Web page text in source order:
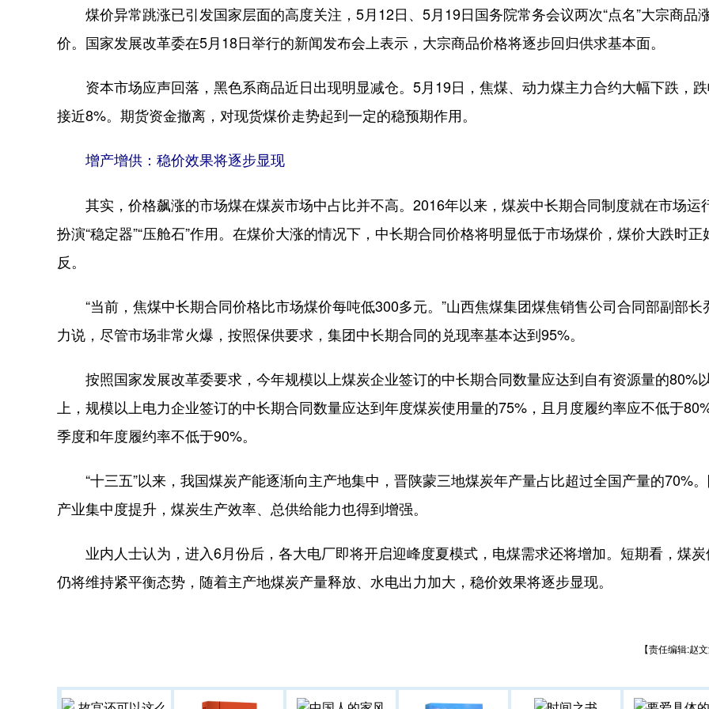
煤价异常跳涨已引发国家层面的高度关注，5月12日、5月19日国务院常务会议两次“点名”大宗商品
价。国家发展改革委在5月18日举行的新闻发布会上表示，大宗商品价格将逐步回归供求基本面。
资本市场应声回落，黑色系商品近日出现明显减仓。5月19日，焦煤、动力煤主力合约大幅下跌，
接近8%。期货资金撤离，对现货煤价走势起到一定的稳预期作用。
增产增供：稳价效果将逐步显现
其实，价格飙涨的市场煤在煤炭市场中占比并不高。2016年以来，煤炭中长期合同制度就在市场运
扮演“稳定器”“压舱石”作用。在煤价大涨的情况下，中长期合同价格将明显低于市场煤价，煤价大跌时正
反。
“当前，焦煤中长期合同价格比市场煤价每吨低300多元。”山西焦煤集团煤焦销售公司合同部副部长
力说，尽管市场非常火爆，按照保供要求，集团中长期合同的兑现率基本达到95%。
按照国家发展改革委要求，今年规模以上煤炭企业签订的中长期合同数量应达到自有资源量的80%
上，规模以上电力企业签订的中长期合同数量应达到年度煤炭使用量的75%，且月度履约率应不低于
季度和年度履约率不低于90%。
“十三五”以来，我国煤炭产能逐渐向主产地集中，晋陕蒙三地煤炭年产量占比超过全国产量的70%
产业集中度提升，煤炭生产效率、总供给能力也得到增强。
业内人士认为，进入6月份后，各大电厂即将开启迎峰度夏模式，电煤需求还将增加。短期看，煤
仍将维持紧平衡态势，随着主产地煤炭产量释放、水电出力加大，稳价效果将逐步显现。
【责任编辑:赵文